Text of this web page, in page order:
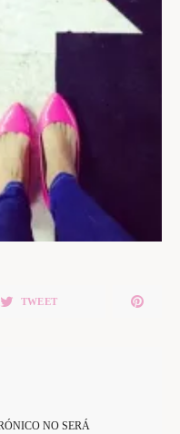
TWEET
NO SERÁ